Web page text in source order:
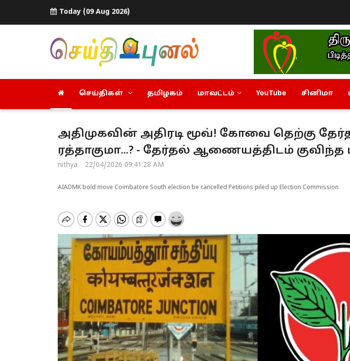
Today (09 Aug 2026)
செய்திகள் தமிழகம் மாவட்டம் YouTube சினிமா
அதிமுகவின் அதிரடி மூவ்! கோவை தெற்கு
ரத்தாகுமா...? - தேர்தல் ஆணையத்திடம் குவிந்த
nithya 22/04/2026 09:41:28 AM
AIADMK bold move Coimbatore South election be cancelled Petitions piled up Election Commission